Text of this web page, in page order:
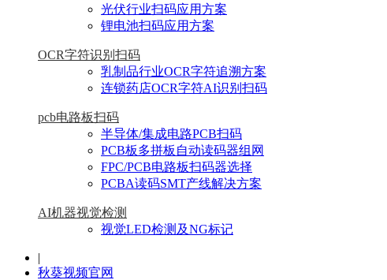
光伏行业扫码应用方案
锂电池扫码应用方案
OCR字符识别扫码
乳制品行业OCR字符追溯方案
连锁药店OCR字符AI识别扫码
pcb电路板扫码
半导体/集成电路PCB扫码
PCB板多拼板自动读码器组网
FPC/PCB电路板扫码器选择
PCBA读码SMT产线解决方案
AI机器视觉检测
视觉LED检测及NG标记
|
秋葵视频官网